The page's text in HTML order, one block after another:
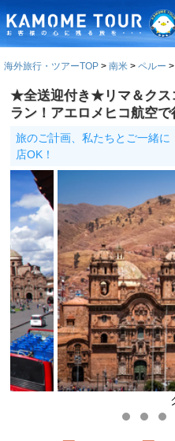
海外旅行・ツアーTOP 南米 ペルー
★全送迎付き★リマ＆クス
ラン！アエロメヒコ航空
旅のご計画、私たちとご一緒
店OK！
クスコ